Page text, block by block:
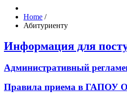
Home /
Абитуриенту
Информация для
Административный
Правила приема в ГАПОУ